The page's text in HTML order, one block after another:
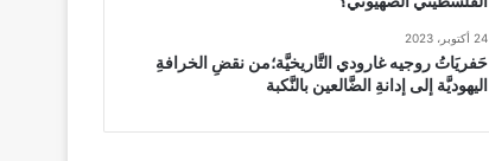
24 أكتوبر، 2023
حَفريَاتُ روجيه غارودي التَّاريخيَّة؛من نقضِ الخرافةِ
اليهوديَّة إلى إدانةِ الضَّالعين بالنَّكبة